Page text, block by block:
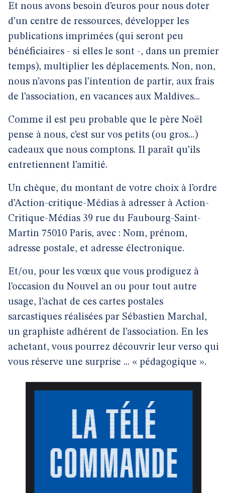
Et nous avons besoin d’euros pour nous doter
d’un centre de ressources, développer les
publications imprimées (qui seront peu
bénéficiaires - si elles le sont -, dans un premier
temps), multiplier les déplacements. Non, non,
nous n’avons pas l’intention de partir, aux frais
de l’association, en vacances aux Maldives...
Comme il est peu probable que le père Noël
pense à nous, c’est sur vos petits (ou gros...)
cadeaux que nous comptons. Il paraît qu’ils
entretiennent l’amitié.
Un chèque, du montant de votre choix à l’ordre
d’Action-critique-Médias à adresser à Action-
Critique-Médias 39 rue du Faubourg-Saint-
Martin 75010 Paris, avec : Nom, prénom,
adresse postale, et adresse électronique.
Et/ou, pour les vœux que vous prodiguez à
l’occasion du Nouvel an ou pour tout autre
usage, l’achat de ces cartes postales
sarcastiques réalisées par Sébastien Marchal,
un graphiste adhérent de l’association. En les
achetant, vous pourrez découvrir leur verso qui
vous réserve une surprise ... « pédagogique ».